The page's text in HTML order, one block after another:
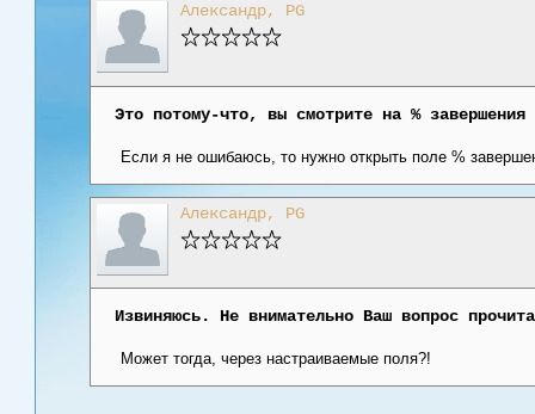
Александр, PG
Это потому-что, вы смотрите на % завершения
Если я не ошибаюсь, то нужно открыть поле %
Александр, PG
Извиняюсь. Не внимательно Ваш вопрос
Может тогда, через настраиваемые поля?!